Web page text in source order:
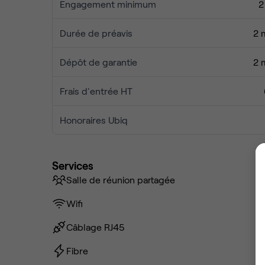
Engagement minimum
Durée de préavis 2
Dépôt de garantie 2
Frais d'entrée HT
Honoraires Ubiq
Services
Salle de réunion partagée
Wifi
Câblage RJ45
Fibre